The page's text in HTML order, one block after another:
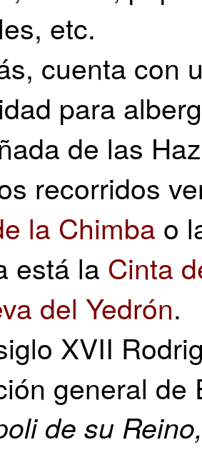
etc.
cuenta con
para
de las
recorridos
la Chimba o
está la Cinta
del Yedrón.
XVII
general
de su